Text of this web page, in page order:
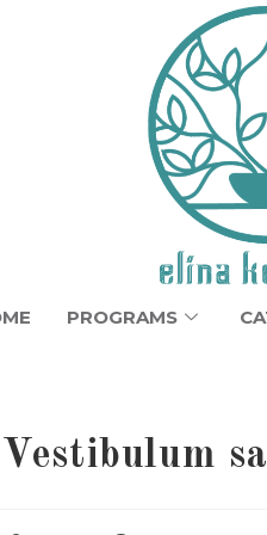
PROGRAMS
Vestibulum